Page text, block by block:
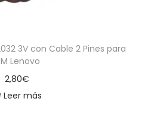
3V con Cable 2 Pines para
Lenovo
2,80€
Leer más